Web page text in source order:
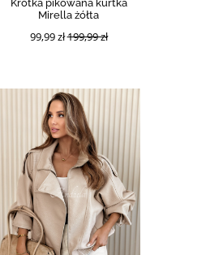
Krótka pikowana kurtka
Mirella żółta
99,99 zł199,99 zł